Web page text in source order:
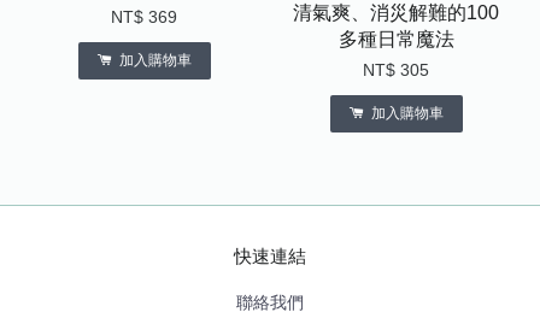
NT$ 369
加入購物車
清氣爽、消災解難的100
多種日常魔法
NT$ 305
加入購物車
快速連結
聯絡我們